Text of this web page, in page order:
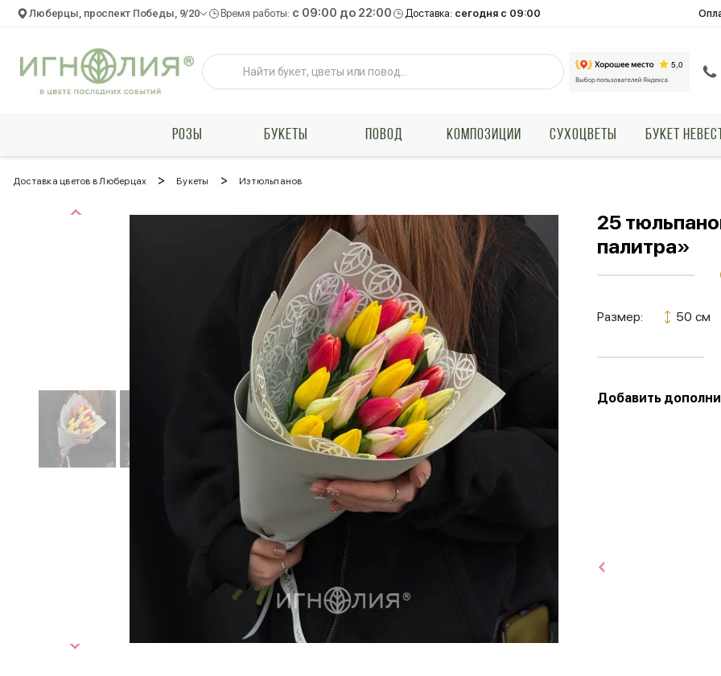
Люберцы, проспект Победы, 9/20 Время работы: c 09:00 до 22:00 Доставка: сегодня с 09:00
РОЗЫ БУКЕТЫ ПОВОД КОМПОЗИЦИИ СУХОЦВЕТЫ БУКЕТ
Доставка цветов в Люберцах > Букеты > Из тюльпанов
25
палитра»
Размер: 50 см
Добавить